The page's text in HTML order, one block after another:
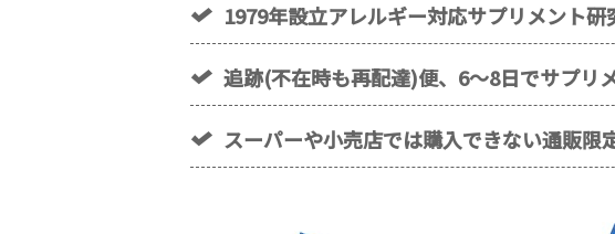
1979年設立アレルギー対応サプリメント研
追跡(不在時も再配達)便、6～8日でサプリ
スーパーや小売店では購入できない通販限